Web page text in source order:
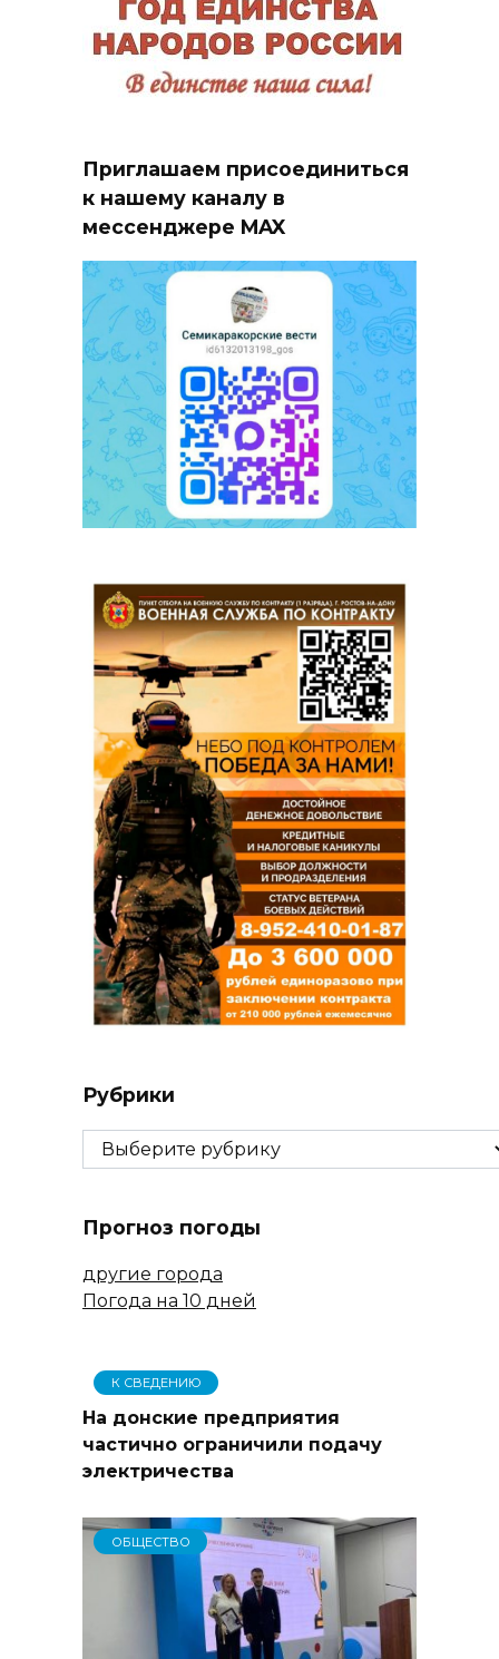
Приглашаем присоединиться
к нашему каналу в
мессенджере MAX
Рубрики
Рубрики
Прогноз погоды
другие города
Погода на 10 дней
К СВЕДЕНИЮ
На донские предприятия
частично ограничили подачу
электричества
ОБЩЕСТВО